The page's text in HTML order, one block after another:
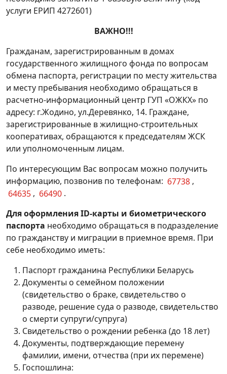
услуги ЕРИП 4272601)
ВАЖНО!!!
Гражданам, зарегистрированным в домах
государственного жилищного фонда по вопросам
обмена паспорта, регистрации по месту жительства
и месту пребывания необходимо обращаться в
расчетно-информационный центр ГУП «ОЖКХ» по
адресу: г.Жодино, ул.Деревянко, 14. Граждане,
зарегистрированные в жилищно-строительных
кооперативах, обращаются к председателям ЖСК
или уполномоченным лицам.
По интересующим Вас вопросам можно получить
информацию, позвонив по телефонам: 67738 ,
64635 , 66490 .
Для оформленияID-карты и биометрического
паспорта необходимо обращаться в подразделение
по гражданству и миграции в приемное время. При
себе необходимо иметь:
Паспорт гражданина Республики Беларусь
Документы о семейном положении
(свидетельство о браке, свидетельство о
разводе, решение суда о разводе, свидетельство
о смерти супруги/супруга)
Свидетельство о рождении ребенка (до 18 лет)
Документы, подтверждающие перемену
фамилии, имени, отчества (при их перемене)
Госпошлина: